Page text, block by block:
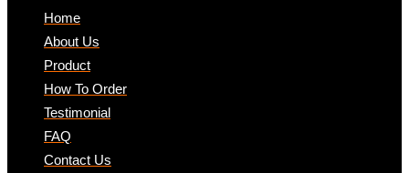
Home
About Us
Product
How To Order
Testimonial
FAQ
Contact Us